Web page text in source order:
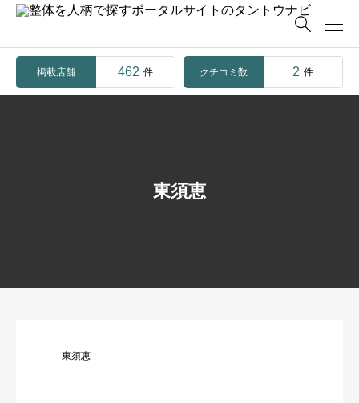

掲載店舗 462 件 クチコミ数 2 件
東須恵
東須恵